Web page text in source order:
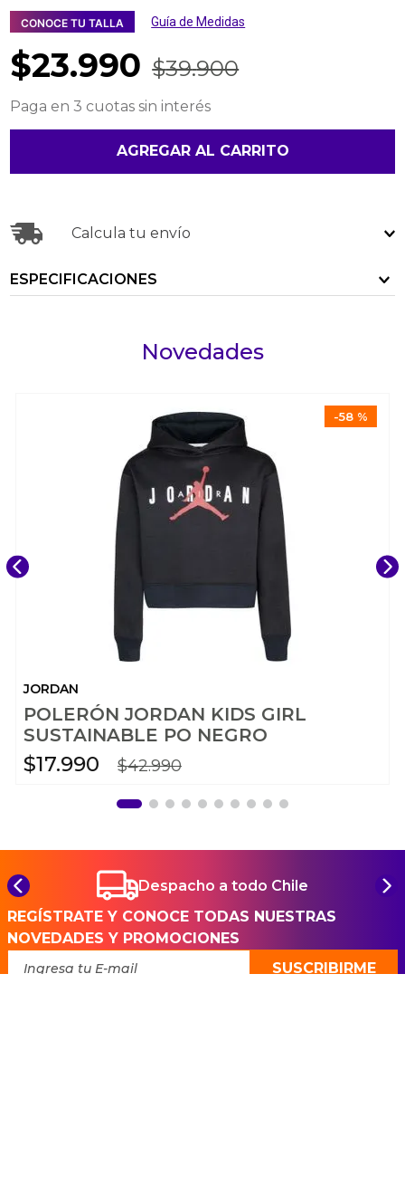
CONOCE TU TALLA Guía de Medidas
$23.990 $39.900
Paga en 3 cuotas sin interés
AGREGAR AL CARRITO
Calcula tu envío
ESPECIFICACIONES
Novedades
-58 %
JORDAN
POLERÓN JORDAN KIDS GIRL
SUSTAINABLE PO NEGRO
$17.990 $42.990
Despacho a todo Chile
REGÍSTRATE Y CONOCE TODAS NUESTRAS
NOVEDADES Y PROMOCIONES
SUSCRIBIRME